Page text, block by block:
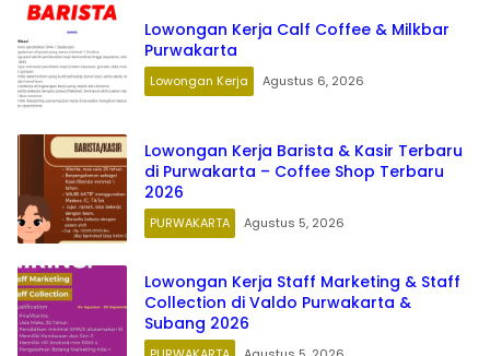
Lowongan Kerja Calf Coffee & Milkbar
Purwakarta
Lowongan Kerja Agustus 6, 2026
Lowongan Kerja Barista & Kasir Terbaru
di Purwakarta – Coffee Shop Terbaru
2026
PURWAKARTA Agustus 5, 2026
Lowongan Kerja Staff Marketing & Staff
Collection di Valdo Purwakarta &
Subang 2026